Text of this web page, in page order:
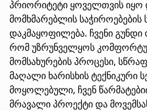
პრიორიტეტი ყოველთვის იყო
მომხმარებლის
დაკმაყოფილება. ჩვენი
რომ უზრუნველყოს
მომსახურების პროცესი,
მაღალი ხარისხის ტექნიკური
მოყოლებული, ჩვენ
მრავალი პროექტი და